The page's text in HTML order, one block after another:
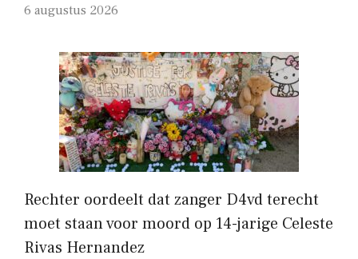
6 augustus 2026
Rechter oordeelt dat zanger D4vd terecht
moet staan ​​voor moord op 14-jarige Celeste
Rivas Hernandez